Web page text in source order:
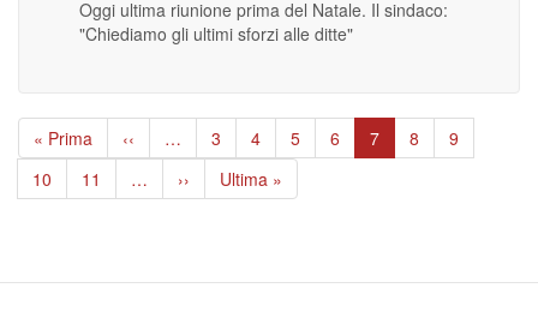
Oggi ultima riunione prima del Natale. Il sindaco:
"Chiediamo gli ultimi sforzi alle ditte"
Paginazione
Prima
pagina
« Prima
Pagina
precedente
‹‹ … Page
3 Page
4 Page
5 Page
6
Pagina
attuale
7 Page
8 Page
9
Page
10 Page
11 …
Pagina
successiva
››
Ultima
pagina
Ultima »